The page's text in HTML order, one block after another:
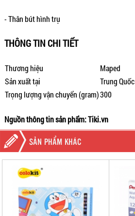
- Thân bút hình trụ
THÔNG TIN CHI TIẾT
Thương hiệu
Maped
Sản xuất tại
Trung Quốc
Trọng lượng vận chuyển (gram)300
Nguồn thông tin sản phẩm: Tiki.vn
SẢN PHẨM KHÁC